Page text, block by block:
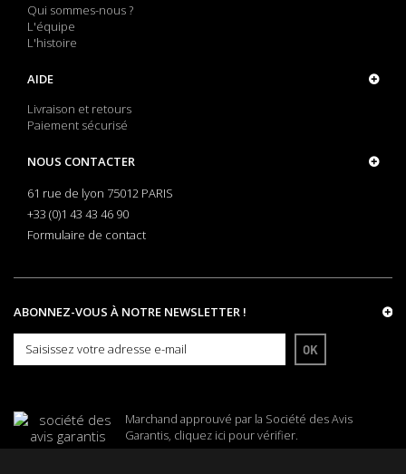
Qui sommes-nous ?
L'équipe
L'histoire
AIDE
Livraison et retours
Paiement sécurisé
NOUS CONTACTER
61 rue de lyon 75012 PARIS
+33 (0)1 43 43 46 90
Formulaire de contact
ABONNEZ-VOUS À NOTRE NEWSLETTER !
OK
Marchand approuvé par la Société des Avis
Garantis, cliquez ici pour vérifier.